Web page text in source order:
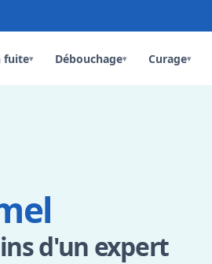
fuite▾ Débouchage▾ Curage▾
d'un expert